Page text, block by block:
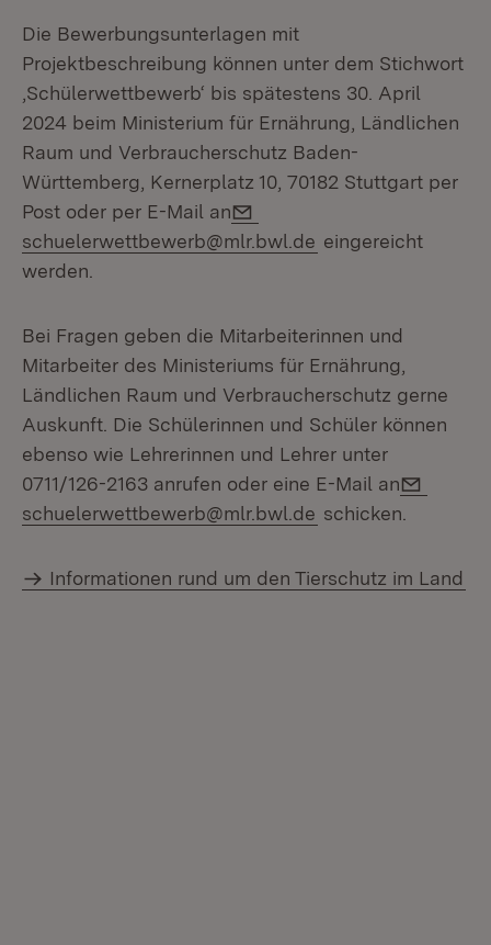
Die Bewerbungsunterlagen mit
Projektbeschreibung können unter dem Stichwort
,Schülerwettbewerb‘ bis spätestens 30. April
2024 beim Ministerium für Ernährung, Ländlichen
Raum und Verbraucherschutz Baden-
Württemberg, Kernerplatz 10, 70182 Stuttgart per
Post oder per E-Mail an
schuelerwettbewerb@mlr.bwl.de eingereicht
werden.
Bei Fragen geben die Mitarbeiterinnen und
Mitarbeiter des Ministeriums für Ernährung,
Ländlichen Raum und Verbraucherschutz gerne
Auskunft. Die Schülerinnen und Schüler können
ebenso wie Lehrerinnen und Lehrer unter
0711/126-2163 anrufen oder eine E-Mail an
schuelerwettbewerb@mlr.bwl.de schicken.
Informationen rund um den Tierschutz im Land